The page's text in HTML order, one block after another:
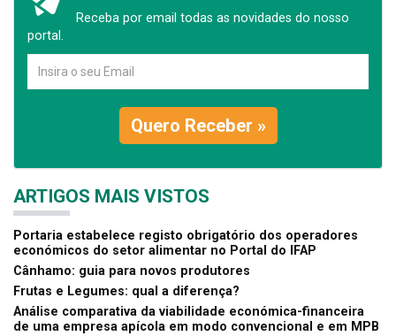
Receba por email todas as novidades do nosso
portal.
Quero Receber »
ARTIGOS MAIS VISTOS
Portaria estabelece registo obrigatório dos operadores
económicos do setor alimentar no Portal do IFAP
Cânhamo: guia para novos produtores
Frutas e Legumes: qual a diferença?
Análise comparativa da viabilidade económica-financeira
de uma empresa apícola em modo convencional e em MPB